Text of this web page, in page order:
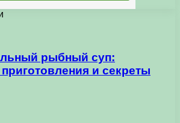
рыбный суп:
и секреты